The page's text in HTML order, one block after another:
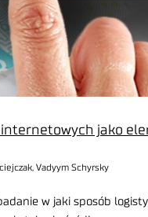
internetowych jako
Vadyym Schyrsky
w jaki sposób